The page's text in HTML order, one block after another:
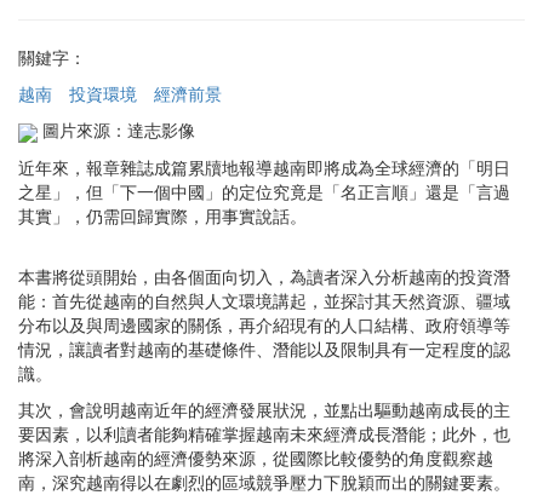
關鍵字：
越南
投資環境
經濟前景
圖片來源：達志影像
近年來，報章雜誌成篇累牘地報導越南即將成為全球經濟的「明日
之星」，但「下一個中國」的定位究竟是「名正言順」還是「言過
其實」，仍需回歸實際，用事實說話。
本書將從頭開始，由各個面向切入，為讀者深入分析越南的投資潛
能：首先從越南的自然與人文環境講起，並探討其天然資源、疆域
分布以及與周邊國家的關係，再介紹現有的人口結構、政府領導等
情況，讓讀者對越南的基礎條件、潛能以及限制具有一定程度的認
識。
其次，會說明越南近年的經濟發展狀況，並點出驅動越南成長的主
要因素，以利讀者能夠精確掌握越南未來經濟成長潛能；此外，也
將深入剖析越南的經濟優勢來源，從國際比較優勢的角度觀察越
南，深究越南得以在劇烈的區域競爭壓力下脫穎而出的關鍵要素。